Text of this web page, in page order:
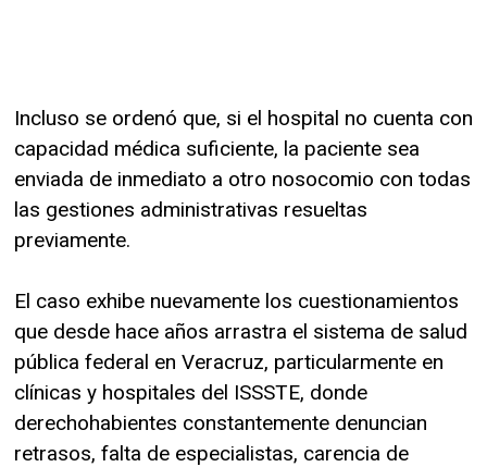
Incluso se ordenó que, si el hospital no cuenta con
capacidad médica suficiente, la paciente sea
enviada de inmediato a otro nosocomio con todas
las gestiones administrativas resueltas
previamente.
El caso exhibe nuevamente los cuestionamientos
que desde hace años arrastra el sistema de salud
pública federal en Veracruz, particularmente en
clínicas y hospitales del ISSSTE, donde
derechohabientes constantemente denuncian
retrasos, falta de especialistas, carencia de